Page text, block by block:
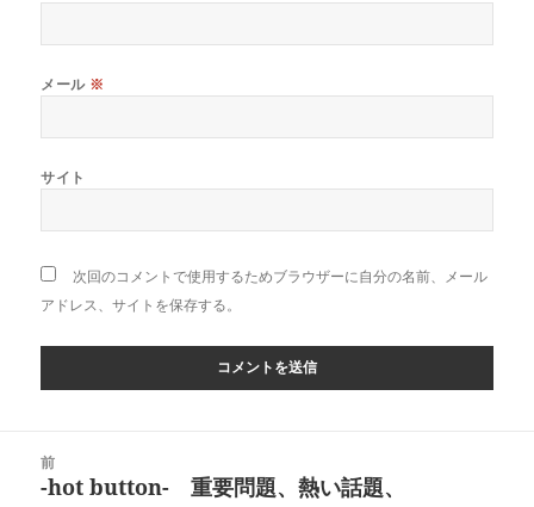
メール ※
サイト
次回のコメントで使用するためブラウザーに自分の名前、メール
アドレス、サイトを保存する。
前
前
-hot button- 重要問題、熱い話題、